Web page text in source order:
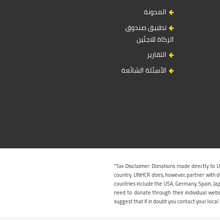
المدونة
تطبيق صندوق
الزكاة للاجئين
التقارير
الأسئلة الشائعة
“Tax Disclaimer: Donations made directly
country. UNHCR does, however, partner
countries include the USA, Germany, Spain,
need to donate through their individual
suggest that if in doubt you contact your